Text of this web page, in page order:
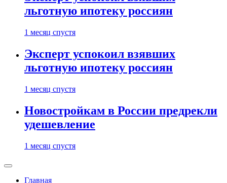
льготную ипотеку россиян
1 месяц спустя
Эксперт успокоил взявших
льготную ипотеку россиян
1 месяц спустя
Новостройкам в России предрекли
удешевление
1 месяц спустя
Главная